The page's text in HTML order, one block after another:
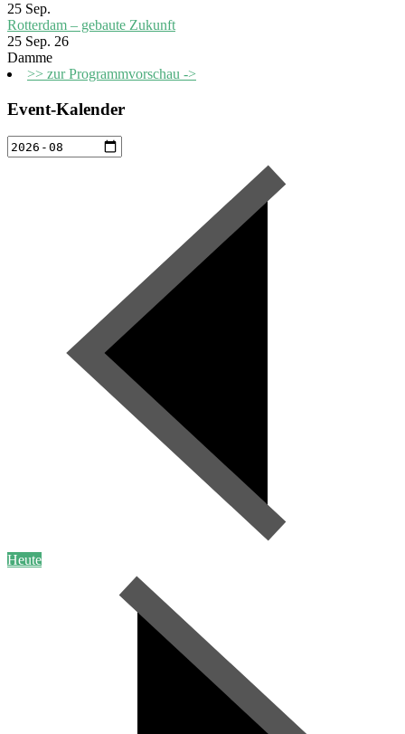
25 Sep.
Rotterdam – gebaute Zukunft
25 Sep. 26
Damme
>> zur Programmvorschau ->
Event-Kalender
Heute